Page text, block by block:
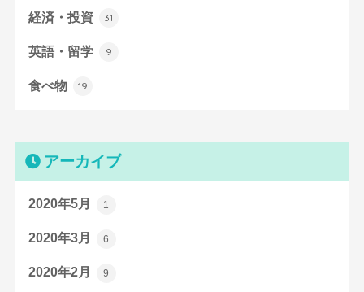
経済・投資 31
英語・留学 9
食べ物 19
アーカイブ
2020年5月 1
2020年3月 6
2020年2月 9